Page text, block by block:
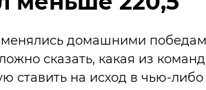
домашними
сказать, какая из
ставить на исход в чью-либо